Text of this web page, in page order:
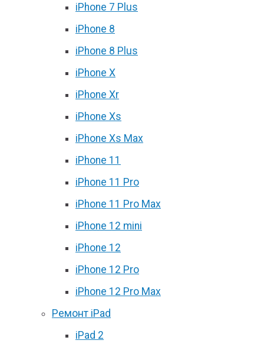
iPhone 7 Plus
iPhone 8
iPhone 8 Plus
iPhone X
iPhone Xr
iPhone Xs
iPhone Xs Max
iPhone 11
iPhone 11 Pro
iPhone 11 Pro Max
iPhone 12 mini
iPhone 12
iPhone 12 Pro
iPhone 12 Pro Max
Ремонт iPad
iPad 2